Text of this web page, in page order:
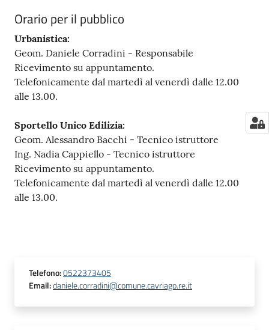
Orario per il pubblico
Urbanistica:
Geom. Daniele Corradini - Responsabile
Ricevimento su appuntamento.
Telefonicamente dal martedì al venerdì dalle 12.00
alle 13.00.
Sportello Unico Edilizia:
Geom. Alessandro Bacchi - Tecnico istruttore
Ing. Nadia Cappiello - Tecnico istruttore
Ricevimento su appuntamento.
Telefonicamente dal martedì al venerdì dalle 12.00
alle 13.00.
Telefono:0522373405
Email:daniele.corradini@comune.cavriago.re.it